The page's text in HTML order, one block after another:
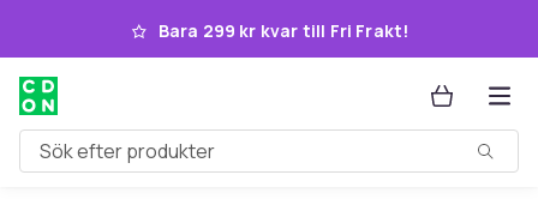
Hoppa till huvudinnehållet
Bara 299 kr kvar till Fri Frakt!
Sök efter produkter